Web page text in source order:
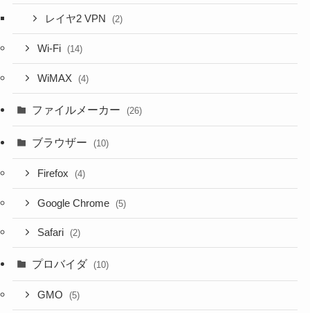
レイヤ2 VPN (2)
Wi-Fi (14)
WiMAX (4)
ファイルメーカー (26)
ブラウザー (10)
Firefox (4)
Google Chrome (5)
Safari (2)
プロバイダ (10)
GMO (5)